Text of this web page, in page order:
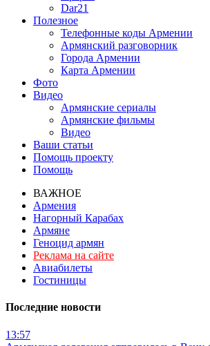
Dar21
Полезное
Телефонные коды Армении
Армянский разговорник
Города Армении
Карта Армении
Фото
Видео
Армянские сериалы
Армянские фильмы
Видео
Ваши статьи
Помощь проекту
Помощь
ВАЖНОЕ
Армения
Нагорный Карабах
Армяне
Геноцид армян
Реклама на сайте
Авиабилеты
Гостиницы
Последние новости
13:57